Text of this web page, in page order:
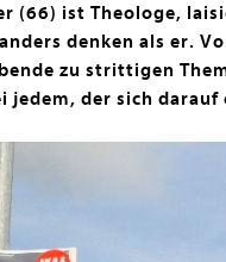
(66) ist Theologe,
denken als er.
zu strittigen
jedem, der sich darauf